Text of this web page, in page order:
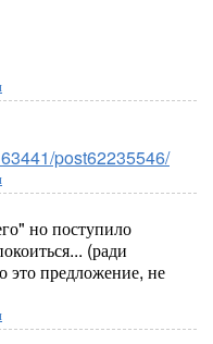
post62235546/
но поступило
(ради
это предложение, не